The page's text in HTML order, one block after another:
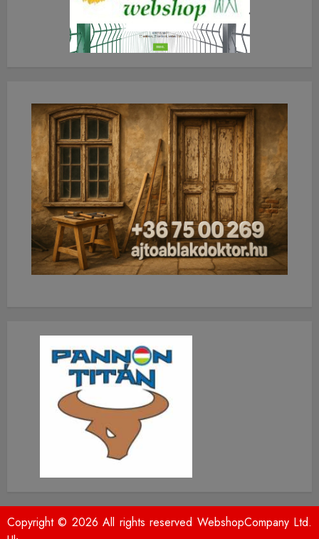
Copyright © 2026 All rights reserved WebshopCompany Ltd.